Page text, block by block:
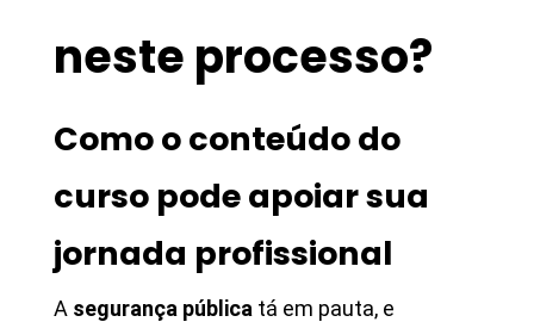
neste processo?
Como o conteúdo do
curso pode apoiar sua
jornada profissional
A segurança pública tá em pauta, e